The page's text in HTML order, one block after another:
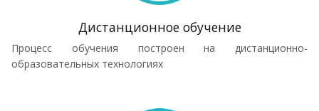
Дистанционное обучение
Процесс обучения построен на дистанционно-
образовательных технологиях